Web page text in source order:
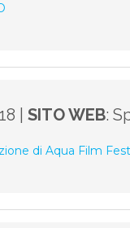
| SITO WEB:
di Aqua Film